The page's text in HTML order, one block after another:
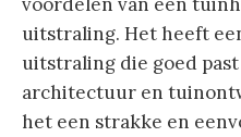
uitstraling. Het heeft
uitstraling die goed
architectuur en
het een strakke en